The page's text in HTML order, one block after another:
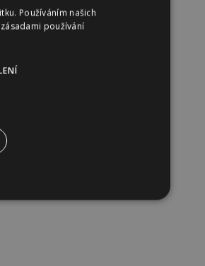
Používáním našich
používání